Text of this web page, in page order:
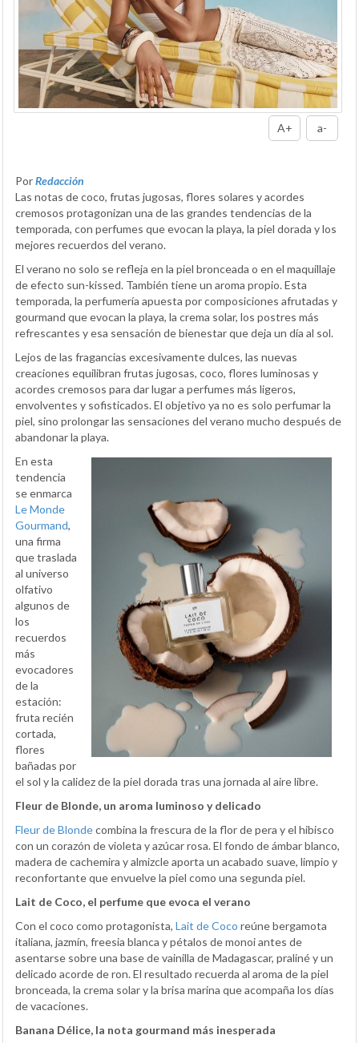
A+ a-
PorRedacción
Las notas de coco, frutas jugosas, flores solares y acordes
cremosos protagonizan una de las grandes tendencias de la
temporada, con perfumes que evocan la playa, la piel dorada y los
mejores recuerdos del verano.
El verano no solo se refleja en la piel bronceada o en el maquillaje
de efecto sun-kissed. También tiene un aroma propio. Esta
temporada, la perfumería apuesta por composiciones afrutadas y
gourmand que evocan la playa, la crema solar, los postres más
refrescantes y esa sensación de bienestar que deja un día al sol.
Lejos de las fragancias excesivamente dulces, las nuevas
creaciones equilibran frutas jugosas, coco, flores luminosas y
acordes cremosos para dar lugar a perfumes más ligeros,
envolventes y sofisticados. El objetivo ya no es solo perfumar la
piel, sino prolongar las sensaciones del verano mucho después de
abandonar la playa.
En esta
tendencia
se enmarca
Le Monde
Gourmand,
una firma
que traslada
al universo
olfativo
algunos de
los
recuerdos
más
evocadores
de la
estación:
fruta recién
cortada,
flores
bañadas por
el sol y la calidez de la piel dorada tras una jornada al aire libre.
Fleur de Blonde, un aroma luminoso y delicado
Fleur de Blondecombina la frescura de la flor de pera y el hibisco
con un corazón de violeta y azúcar rosa. El fondo de ámbar blanco,
madera de cachemira y almizcle aporta un acabado suave, limpio y
reconfortante que envuelve la piel como una segunda piel.
Lait de Coco, el perfume que evoca el verano
Con el coco como protagonista, Lait de Coco reúne bergamota
italiana, jazmín, freesia blanca y pétalos de monoi antes de
asentarse sobre una base de vainilla de Madagascar, praliné y un
delicado acorde de ron. El resultado recuerda al aroma de la piel
bronceada, la crema solar y la brisa marina que acompaña los días
de vacaciones.
Banana Délice, la nota gourmand más inesperada